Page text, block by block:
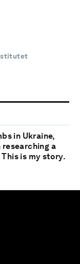
in Ukraine,
researching a
is my story.